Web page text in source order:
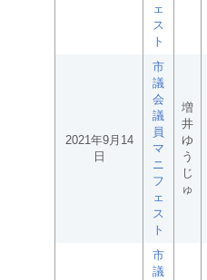
ェ
ス
ト
2021年9月14
日
市
議
会
議
員
マ
ニ
フ
ェ
ス
ト
増
井
ゆ
う
じ
ゅ
市
議